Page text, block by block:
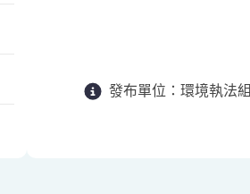
發布單位： 環境執法組